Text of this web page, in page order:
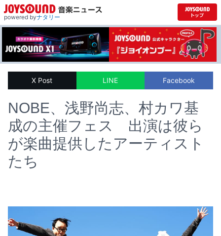
powered byナタリー
X Post LINE Facebook
NOBE、浅野尚志、村カワ基
成の主催フェス 出演は彼ら
が楽曲提供したアーティスト
たち